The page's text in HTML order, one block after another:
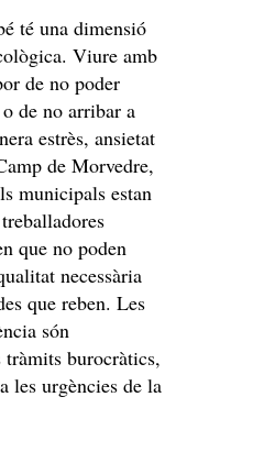
té una dimensió
Viure amb
de no poder
de no arribar a
estrès, ansietat
de Morvedre,
municipals estan
que no poden
necessària
que reben. Les
són
burocràtics,
les urgències de la